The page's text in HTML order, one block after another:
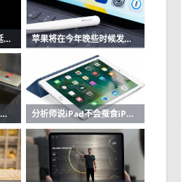
苹果CEO:冠状病毒不会延迟苹果的iPhone SE 2,新的iPad Pro 苹果将在今年晚些时候发布带触控板的iPad键盘
适用于Apple平板电脑的最佳iPad Pro保护壳 分析师说iPad不会蚕食iPod的销售